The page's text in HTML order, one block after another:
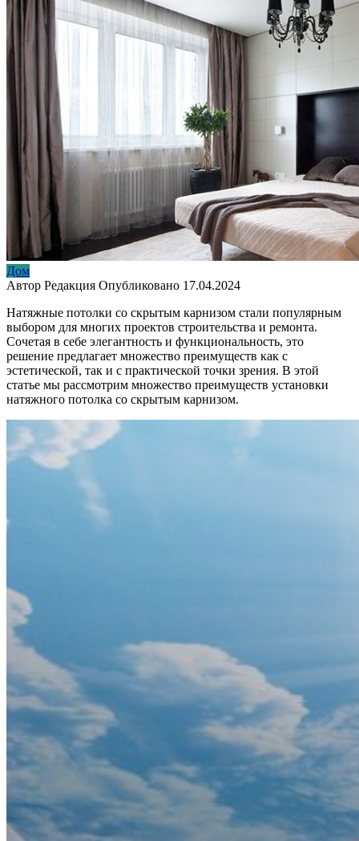
Дом
Автор Редакция Опубликовано 17.04.2024
Натяжные потолки со скрытым карнизом стали популярным
выбором для многих проектов строительства и ремонта.
Сочетая в себе элегантность и функциональность, это
решение предлагает множество преимуществ как с
эстетической, так и с практической точки зрения. В этой
статье мы рассмотрим множество преимуществ установки
натяжного потолка со скрытым карнизом.